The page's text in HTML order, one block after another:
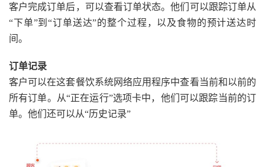
客户完成订单后，可以查看订单状态。他们可以跟踪订单从
“下单”到“订单送达”的整个过程，以及食物的预计送达时
间。
订单记录
客户可以在这套餐饮系统网络应用程序中查看当前和以前的
所有订单。从“正在运行”选项卡中，他们可以跟踪当前的订
单。他们还可以从“历史记录”